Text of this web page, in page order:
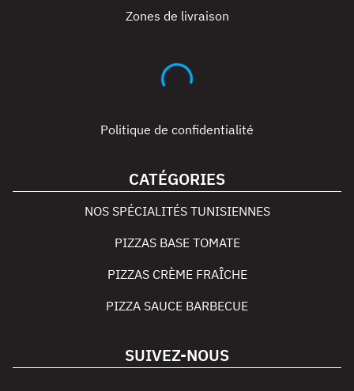
Zones de livraison
Politique de confidentialité
CATÉGORIES
NOS SPÉCIALITÉS TUNISIENNES
PIZZAS BASE TOMATE
PIZZAS CRÈME FRAÎCHE
PIZZA SAUCE BARBECUE
SUIVEZ-NOUS